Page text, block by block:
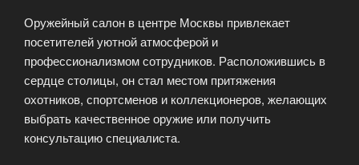
Оружейный салон в центре Москвы привлекает
посетителей уютной атмосферой и
профессионализмом сотрудников. Расположившись в
сердце столицы, он стал местом притяжения
охотников, спортсменов и коллекционеров, желающих
выбрать качественное оружие или получить
консультацию специалиста.